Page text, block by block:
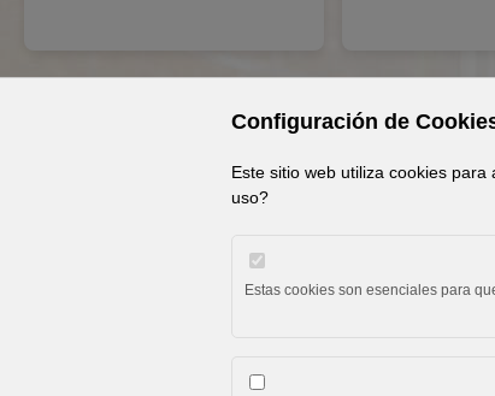
© 2026 Ep
Configuración de
Este sitio web utiliza cookies
uso?
Estas cookies son esenciales para